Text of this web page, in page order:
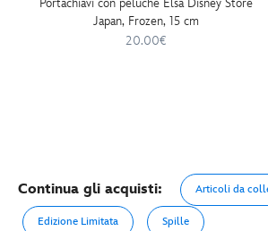
Japan, Frozen, 15 cm
20.00€
Continua gli acquisti: Articoli da
Edizione Limitata Spille